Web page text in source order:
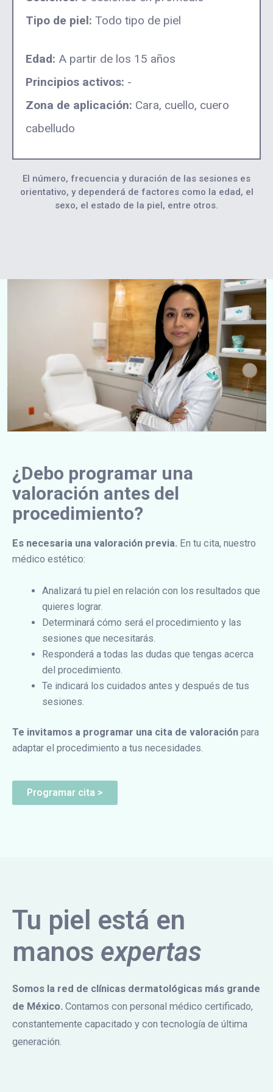
Tipo de piel: Todo tipo de piel
Edad: A partir de los 15 años
Principios activos: -
Zona de aplicación: Cara, cuello, cuero
cabelludo
El número, frecuencia y duración de las sesiones es
orientativo, y dependerá de factores como la edad, el
sexo, el estado de la piel, entre otros.
¿Debo programar una
valoración antes del
procedimiento?
Es necesaria una valoración previa. En tu cita, nuestro
médico estético:
Analizará tu piel en relación con los resultados que
quieres lograr.
Determinará cómo será el procedimiento y las
sesiones que necesitarás.
Responderá a todas las dudas que tengas acerca
del procedimiento.
Te indicará los cuidados antes y después de tus
sesiones.
Te invitamos a programar una cita de valoración para
adaptar el procedimiento a tus necesidades.
Programar cita >
Tu piel está en
manos expertas
Somos la red de clínicas dermatológicas más grande
de México. Contamos con personal médico certificado,
constantemente capacitado y con tecnología de última
generación.